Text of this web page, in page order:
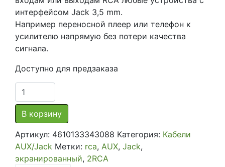
интерфейсом Jack 3,5 mm.
Например переносной плеер или телефон к
усилителю напрямую без потери качества
сигнала.
Доступно для предзаказа
Количество
товара
Профессиональный
кабель
миниджек
УРАЛ
УЛЬТИМАТУМ
В корзину
Артикул: 4610133343088 Категория: Кабели
AUX/Jack Метки: rca, AUX, Jack,
экранированный, 2RCA